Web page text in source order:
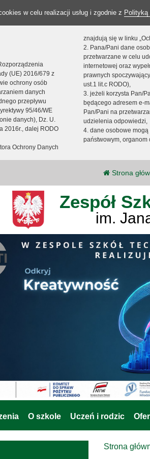
w celu realizacji usług i zgodnie z Polityką
(UE) 2016/679 z
ochrony osób
danych
przepływu
95/46/WE
danych), Dz. U.
2016r., dalej RODO
Ochrony Danych
znajdują się w linku
2. Pana/Pani dane
przetwarzane w celu
internetowej oraz
prawnych
ust.1 lit.c RODO),
3. jeżeli korzysta Pan/
będącego adresem e-
Pan/Pani na
udzielenia odpowiedzi,
4. dane osobowe
państwowym,
Strona
Zespół
im.
O szkole Uczeń i rodzic
Strona